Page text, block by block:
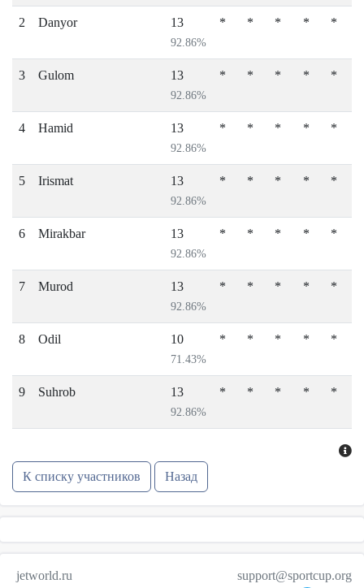
2 Danyor 13
92.86%
* * * * *
3 Gulom 13
92.86%
* * * * *
4 Hamid 13
92.86%
* * * * *
5 Irismat 13
92.86%
* * * * *
6 Mirakbar 13
92.86%
* * * * *
7 Murod 13
92.86%
* * * * *
8 Odil 10
71.43%
* * * * *
9 Suhrob 13
92.86%
* * * * *
К списку участников Назад
jetworld.ru support@sportcup.org